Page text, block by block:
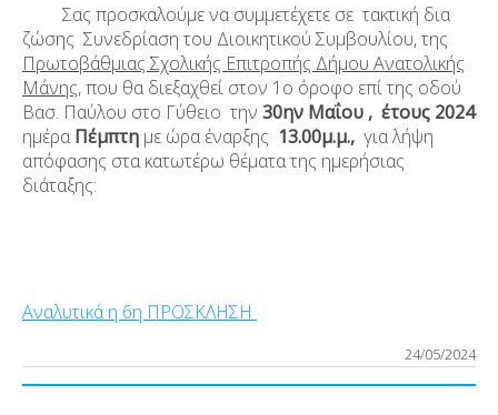
Σας προσκαλούμε να συμμετέχετε σε τακτική δια
ζώσης Συνεδρίαση του Διοικητικού Συμβουλίου, της
Πρωτοβάθμιας Σχολικής Επιτροπής Δήμου Ανατολικής
Μάνης, που θα διεξαχθεί στον 1 ο όροφο επί της οδού
Βασ. Παύλου στο Γύθειο την 30ην Μαΐου , έτους 2024
ημέρα Πέμπτη με ώρα έναρξης 13.00μ.μ., για λήψη
απόφασης στα κατωτέρω θέματα της ημερήσιας
διάταξης:
Αναλυτικά η 6η ΠΡΟΣΚΛΗΣΗ
24/05/2024